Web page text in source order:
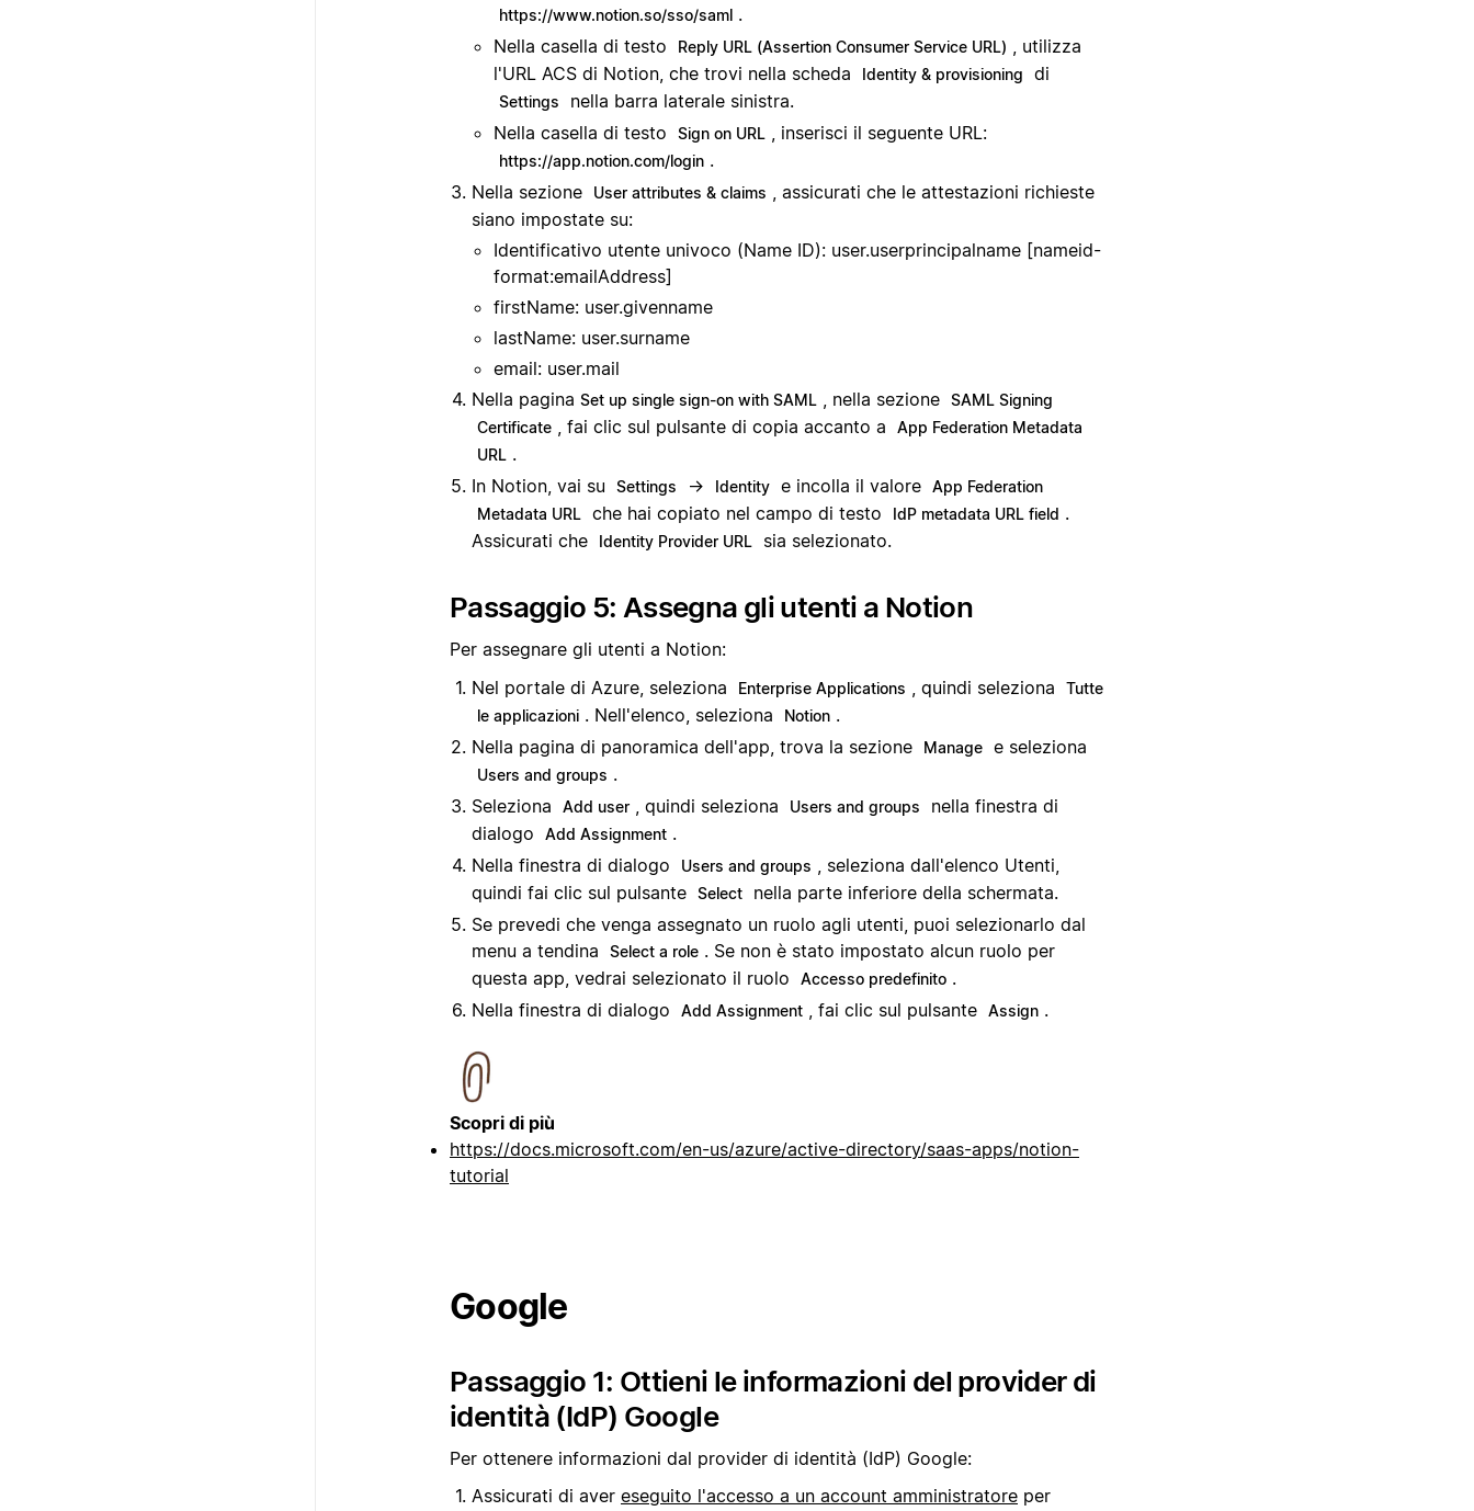
https://www.notion.so/sso/saml .
Nella casella di testo
Reply URL (Assertion Consumer Service URL)
, utilizza
l'URL ACS di Notion, che trovi nella scheda
Identity & provisioning di
Settings
nella barra laterale sinistra.
Nella casella di testo
Sign on URL , inserisci il seguente URL:
https://app.notion.com/login .
Nella sezione
User attributes & claims
, assicurati che le attestazioni richieste
siano impostate su:
Identificativo utente univoco (Name ID): user.userprincipalname [nameid-
format:emailAddress]
firstName: user.givenname
lastName: user.surname
email: user.mail
Nella pagina Set up single sign-on with SAML , nella sezione SAML Signing
Certificate
, fai clic sul pulsante di copia accanto a
App Federation Metadata
URL .
In Notion, vai su
Settings → Identity e incolla il valore App Federation
Metadata URL che hai copiato nel campo di testo IdP metadata URL field .
Assicurati che
Identity Provider URL sia selezionato.
Passaggio 5: Assegna gli utenti a Notion
Per assegnare gli utenti a Notion:
Nel portale di Azure, seleziona
Enterprise Applications , quindi seleziona
Tutte
le applicazioni . Nell'elenco, seleziona Notion .
Nella pagina di panoramica dell'app, trova la sezione
Manage e seleziona
Users and groups .
Seleziona
Add user , quindi seleziona Users and groups
nella finestra di
dialogo
Add Assignment .
Nella finestra di dialogo
Users and groups
, seleziona dall'elenco Utenti,
quindi fai clic sul pulsante Select
nella parte inferiore della schermata.
Se prevedi che venga assegnato un ruolo agli utenti, puoi selezionarlo dal
menu a tendina
Select a role . Se non è stato impostato alcun ruolo per
questa app, vedrai selezionato il ruolo
Accesso predefinito .
Nella finestra di dialogo
Add Assignment , fai clic sul pulsante Assign .
Scopri di più
https://docs.microsoft.com/en-us/azure/active-directory/saas-apps/notion-
tutorial
Google
Passaggio 1: Ottieni le informazioni del provider di
identità (IdP) Google
Per ottenere informazioni dal provider di identità (IdP) Google:
Assicurati di aver eseguito l'accesso a un account amministratore per